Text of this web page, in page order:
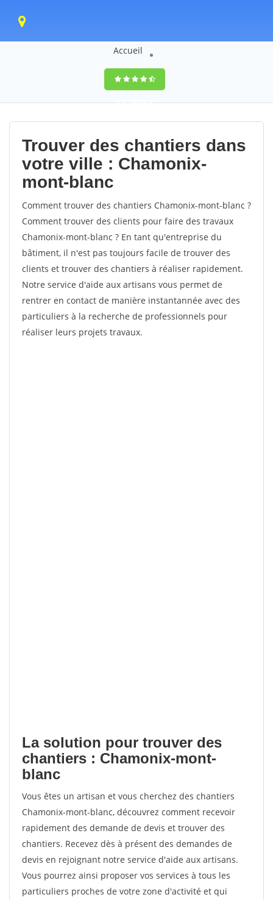
Accueil
9,5(100%)0
votes
Trouver des chantiers dans
votre ville : Chamonix-
mont-blanc
Comment trouver des chantiers Chamonix-mont-blanc ?
Comment trouver des clients pour faire des travaux
Chamonix-mont-blanc ? En tant qu'entreprise du
bâtiment, il n'est pas toujours facile de trouver des
clients et trouver des chantiers à réaliser rapidement.
Notre service d'aide aux artisans vous permet de
rentrer en contact de manière instantannée avec des
particuliers à la recherche de professionnels pour
réaliser leurs projets travaux.
La solution pour trouver des
chantiers : Chamonix-mont-
blanc
Vous êtes un artisan et vous cherchez des chantiers
Chamonix-mont-blanc, découvrez comment recevoir
rapidement des demande de devis et trouver des
chantiers. Recevez dès à présent des demandes de
devis en rejoignant notre service d'aide aux artisans.
Vous pourrez ainsi proposer vos services à tous les
particuliers proches de votre zone d'activité et qui